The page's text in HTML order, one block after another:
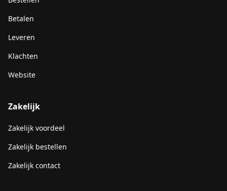
Betalen
Leveren
Klachten
Website
Zakelijk
Zakelijk voordeel
Zakelijk bestellen
Zakelijk contact